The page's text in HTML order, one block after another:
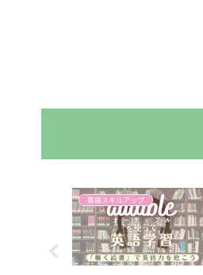
英語スキルアップ